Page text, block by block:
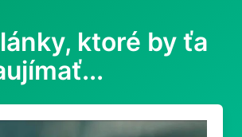
ktoré by ťa